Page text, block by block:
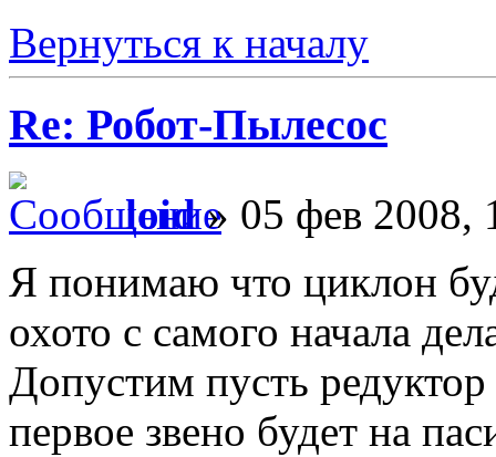
Вернуться к началу
Re: Робот-Пылесос
loid» 05 фев 2008,
Я понимаю что циклон
охото с самого начала
Допустим пусть
первое звено будет на